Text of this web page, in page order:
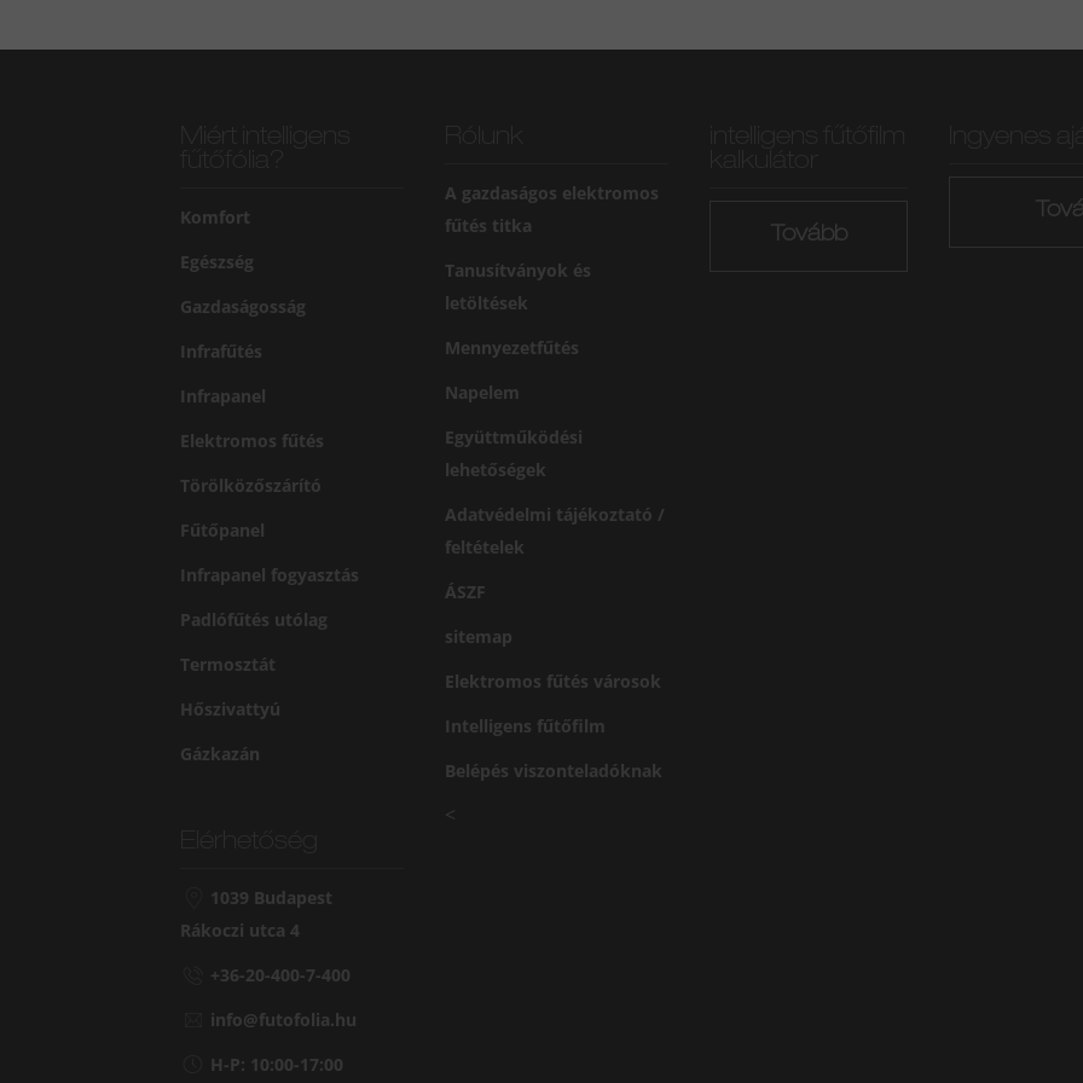
Komfort
Egészség
Gazdaságosság
Infrafűtés
Infrapanel
Elektromos fűtés
Törölközőszárító
Fűtőpanel
Infrapanel fogyasztás
Padlófűtés utólag
Termosztát
Hőszivattyú
Gázkazán
A gazdaságos elektromos
fűtés titka
Tanusítványok és
letöltések
Mennyezetfűtés
Napelem
Együttműködési
lehetőségek
Adatvédelmi tájékoztató /
feltételek
ÁSZF
sitemap
Elektromos fűtés városok
Intelligens fűtőfilm
Belépés viszonteladóknak
<
Tovább
1039 Budapest
Rákoczi utca 4
+36-20-400-7-400
info@futofolia.hu
H-P: 10:00-17:00